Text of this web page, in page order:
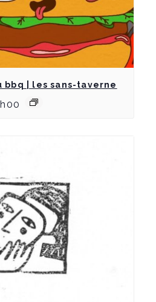
bbq | les sans-taverne